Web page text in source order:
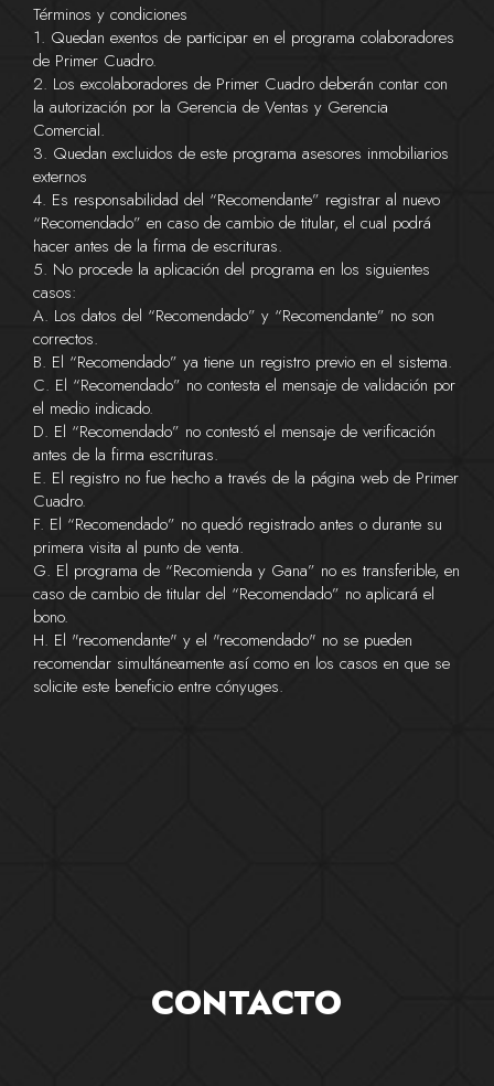
Términos y condiciones
1. Quedan exentos de participar en el programa colaboradores
de Primer Cuadro.
2. Los excolaboradores de Primer Cuadro deberán contar con
la autorización por la Gerencia de Ventas y Gerencia
Comercial.
3. Quedan excluidos de este programa asesores inmobiliarios
externos
4. Es responsabilidad del “Recomendante” registrar al nuevo
“Recomendado” en caso de cambio de titular, el cual podrá
hacer antes de la firma de escrituras.
5. No procede la aplicación del programa en los siguientes
casos:
A. Los datos del “Recomendado” y “Recomendante” no son
correctos.
B. El “Recomendado” ya tiene un registro previo en el sistema.
C. El “Recomendado” no contesta el mensaje de validación por
el medio indicado.
D. El “Recomendado” no contestó el mensaje de verificación
antes de la firma escrituras.
E. El registro no fue hecho a través de la página web de Primer
Cuadro.
F. El “Recomendado” no quedó registrado antes o durante su
primera visita al punto de venta.
G. El programa de “Recomienda y Gana” no es transferible, en
caso de cambio de titular del “Recomendado” no aplicará el
bono.
H. El "recomendante" y el "recomendado" no se pueden
recomendar simultáneamente así como en los casos en que se
solicite este beneficio entre cónyuges.
CONTACTO